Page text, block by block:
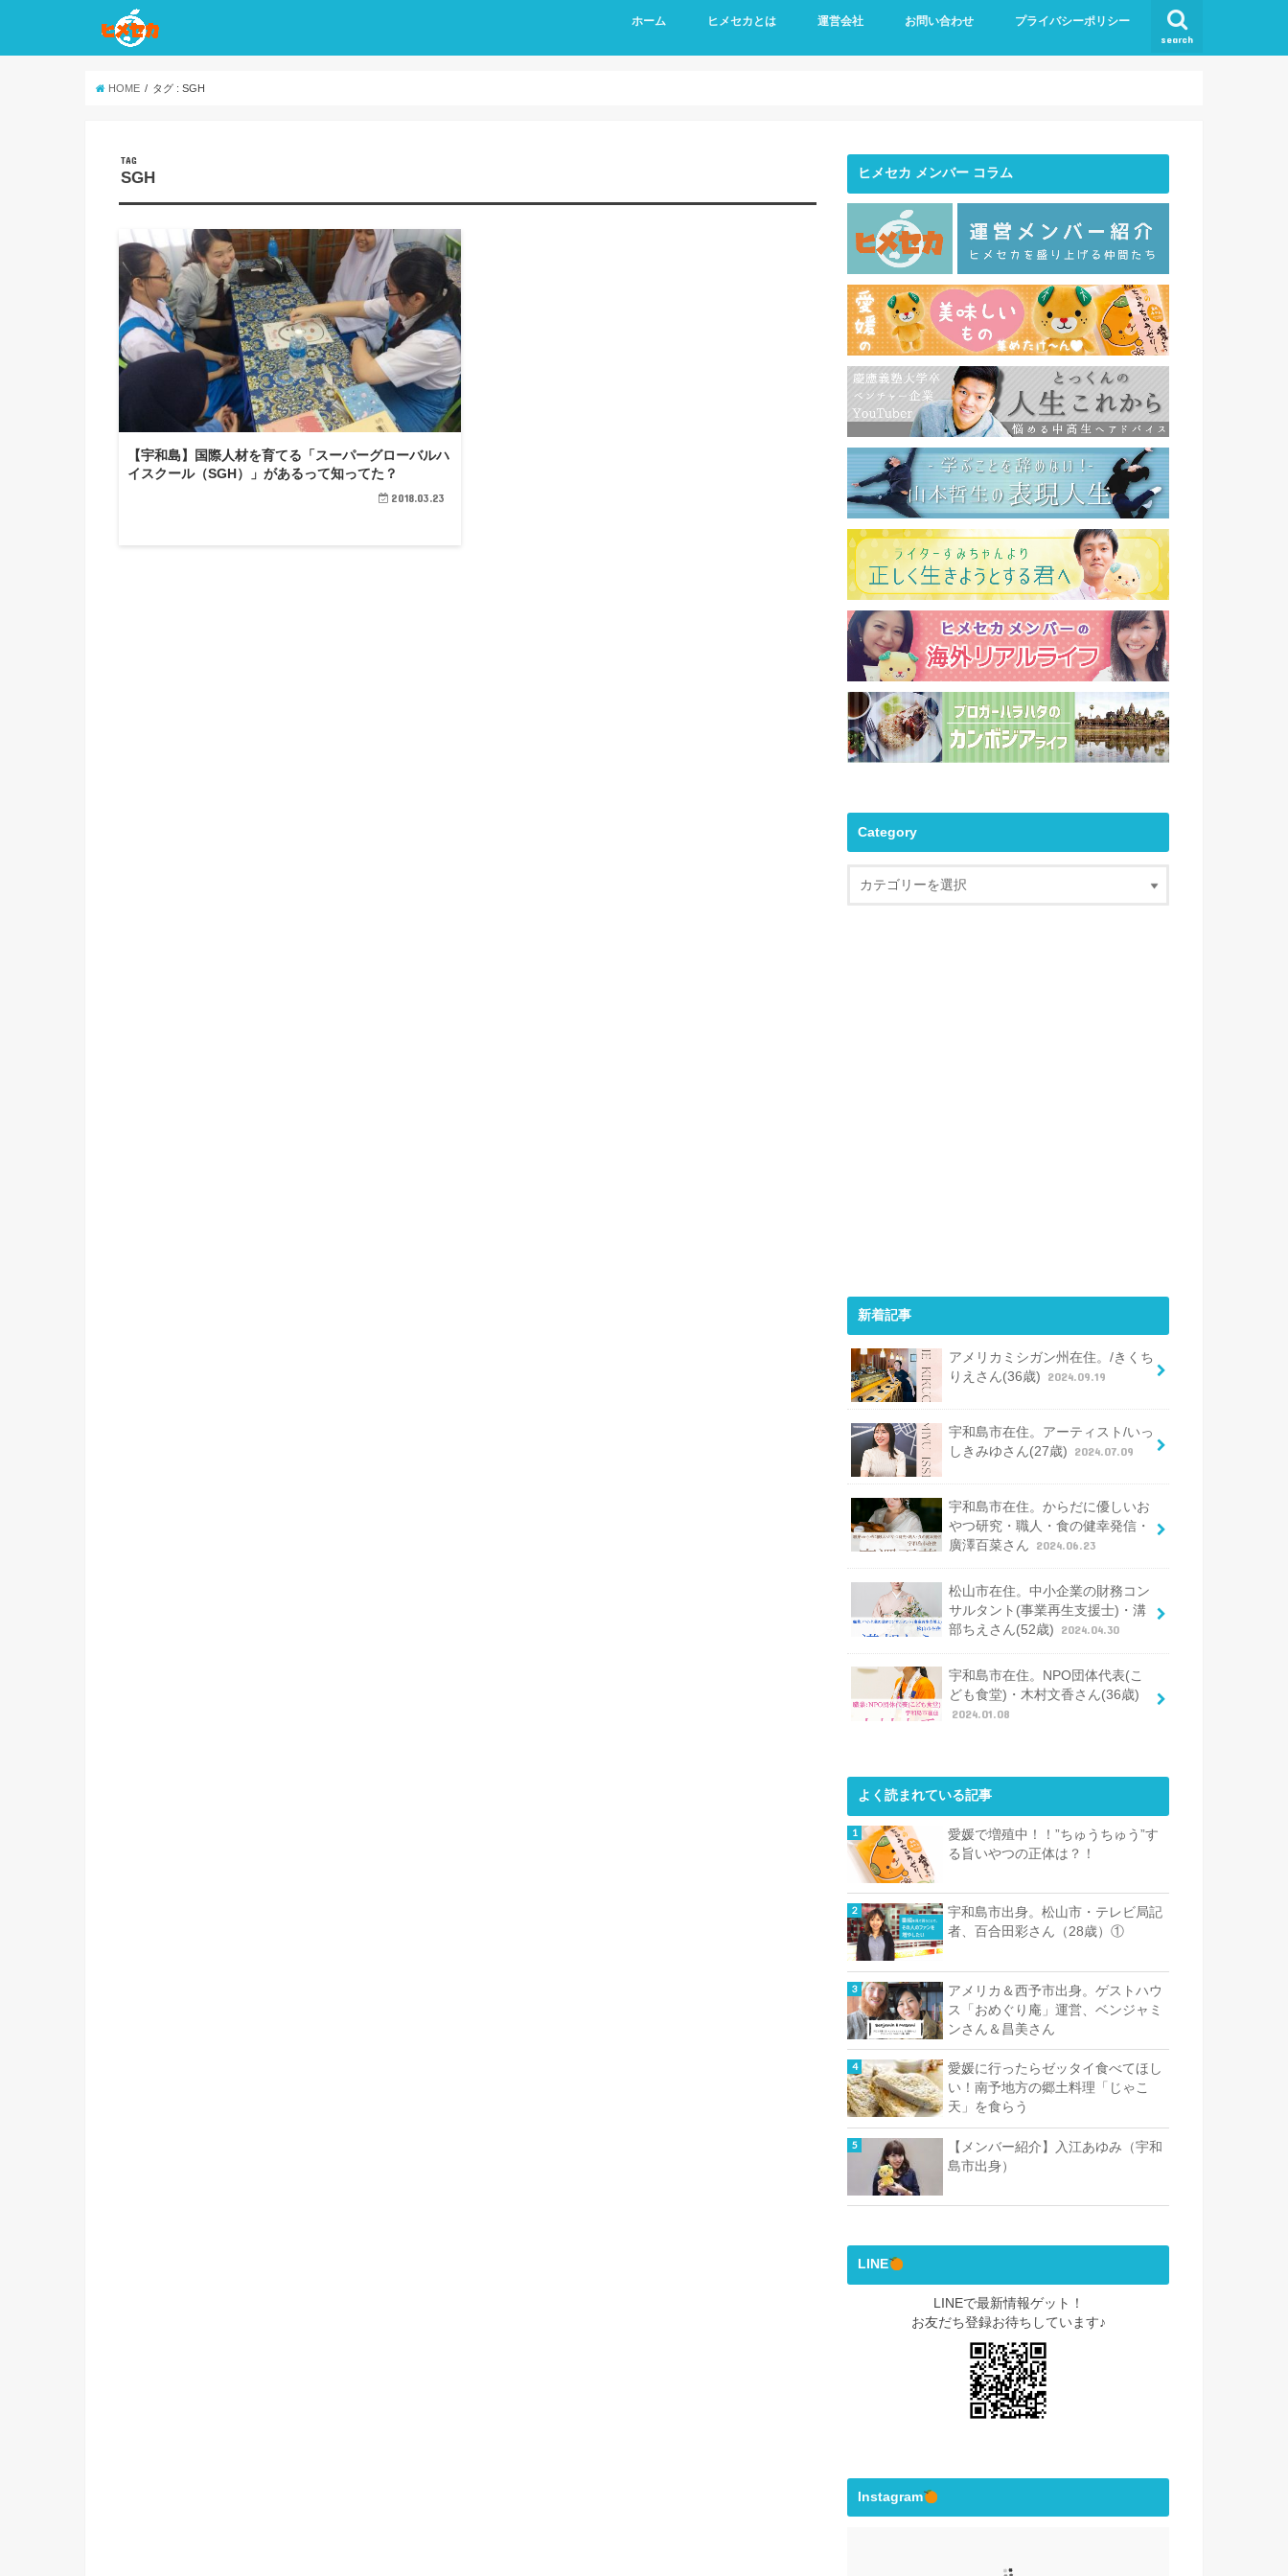
search
ホーム ヒメセカとは 運営会社
運営メンバー紹介
お問い合わせ プライバシーポリシー
HOME タグ : SGH
TAG
SGH
【宇和島】国際人材を育てる「スーパーグローバルハ
イスクール（SGH）」があるって知ってた？
2018.03.23
ヒメセカ メンバー コラム
Category
新着記事
アメリカミシガン州在住。/きくち
りえさん(36歳)
2024.09.19
宇和島市在住。アーティスト/いっ
しきみゆさん(27歳)
2024.07.09
宇和島市在住。からだに優しいお
やつ研究・職人・食の健幸発信・
廣澤百菜さん
2024.06.23
松山市在住。中小企業の財務コン
サルタント(事業再生支援士)・溝
部ちえさん(52歳)
2024.04.30
宇和島市在住。NPO団体代表(こ
ども食堂)・木村文香さん(36歳)
2024.01.08
よく読まれている記事
愛媛で増殖中！！”ちゅうちゅう”す
る旨いやつの正体は？！
宇和島市出身。松山市・テレビ局記
者、百合田彩さん（28歳）①
アメリカ＆西予市出身。ゲストハウ
ス「おめぐり庵」運営、ベンジャミ
ンさん＆昌美さん
愛媛に行ったらゼッタイ食べてほし
い！南予地方の郷土料理「じゃこ
天」を食らう
【メンバー紹介】入江あゆみ（宇和
島市出身）
LINE
LINEで最新情報ゲット！
お友だち登録お待ちしています♪
Instagram